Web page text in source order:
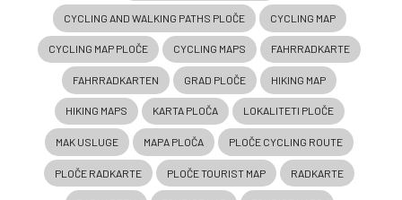
CYCLING AND WALKING PATHS PLOČE CYCLING MAP
CYCLING MAP PLOČE CYCLING MAPS FAHRRADKARTE
FAHRRADKARTEN GRAD PLOČE HIKING MAP
HIKING MAPS KARTA PLOČA LOKALITETI PLOČE
MAK USLUGE MAPA PLOČA PLOČE CYCLING ROUTE
PLOČE RADKARTE PLOČE TOURIST MAP RADKARTE